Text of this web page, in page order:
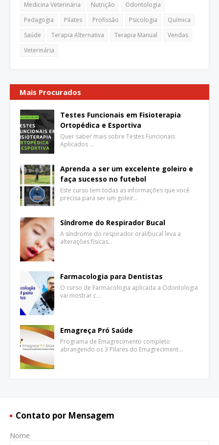
Medicina Veterinária
Nutrição
Odontologia
Pedagogia
Pilates Profissão Psicologia
Química
Saúde
Terapia Alternativa Terapia Manual
Vendas
Veterinária
Mais Procurados
Testes Funcionais em Fisioterapia
Ortopédica e Esportiva
Quer saber mais sobre Testes Funcionais
Aplicados …
Aprenda a ser um excelente goleiro e
faça sucesso no futebol
Este curso tem todas as informações que você
precisa para ser um goleir…
Síndrome do Respirador Bucal
A síndrome do respirador oral/bucal leva a
alterações físicas…
Farmacologia para Dentistas
O curso de Farmacologia aplicada a Odontologia
vai mostrar c…
Emagreça Pró Saúde
Programa de Emagrecimento completo
abrangendo os 3 Pilares do Emagreciment…
Contato por Mensagem
Nome